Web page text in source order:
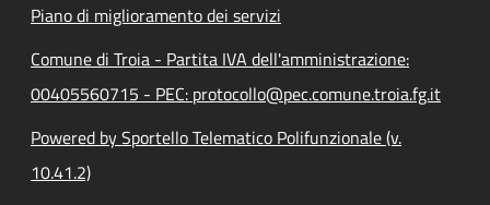
Piano di miglioramento dei servizi
Comune di Troia - Partita IVA dell'amministrazione:
00405560715 - PEC: protocollo@pec.comune.troia.fg.it
Powered by Sportello Telematico Polifunzionale (v.
10.41.2)